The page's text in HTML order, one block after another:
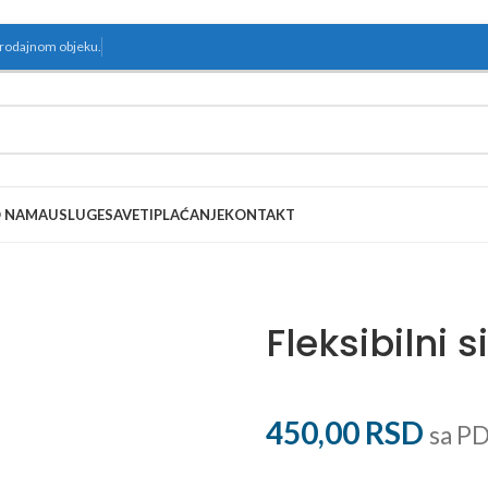
objeku.
NAMAUSLUGESAVETIPLAĆANJEKONTAKT
Fleksibilni
450,00 RSD sa